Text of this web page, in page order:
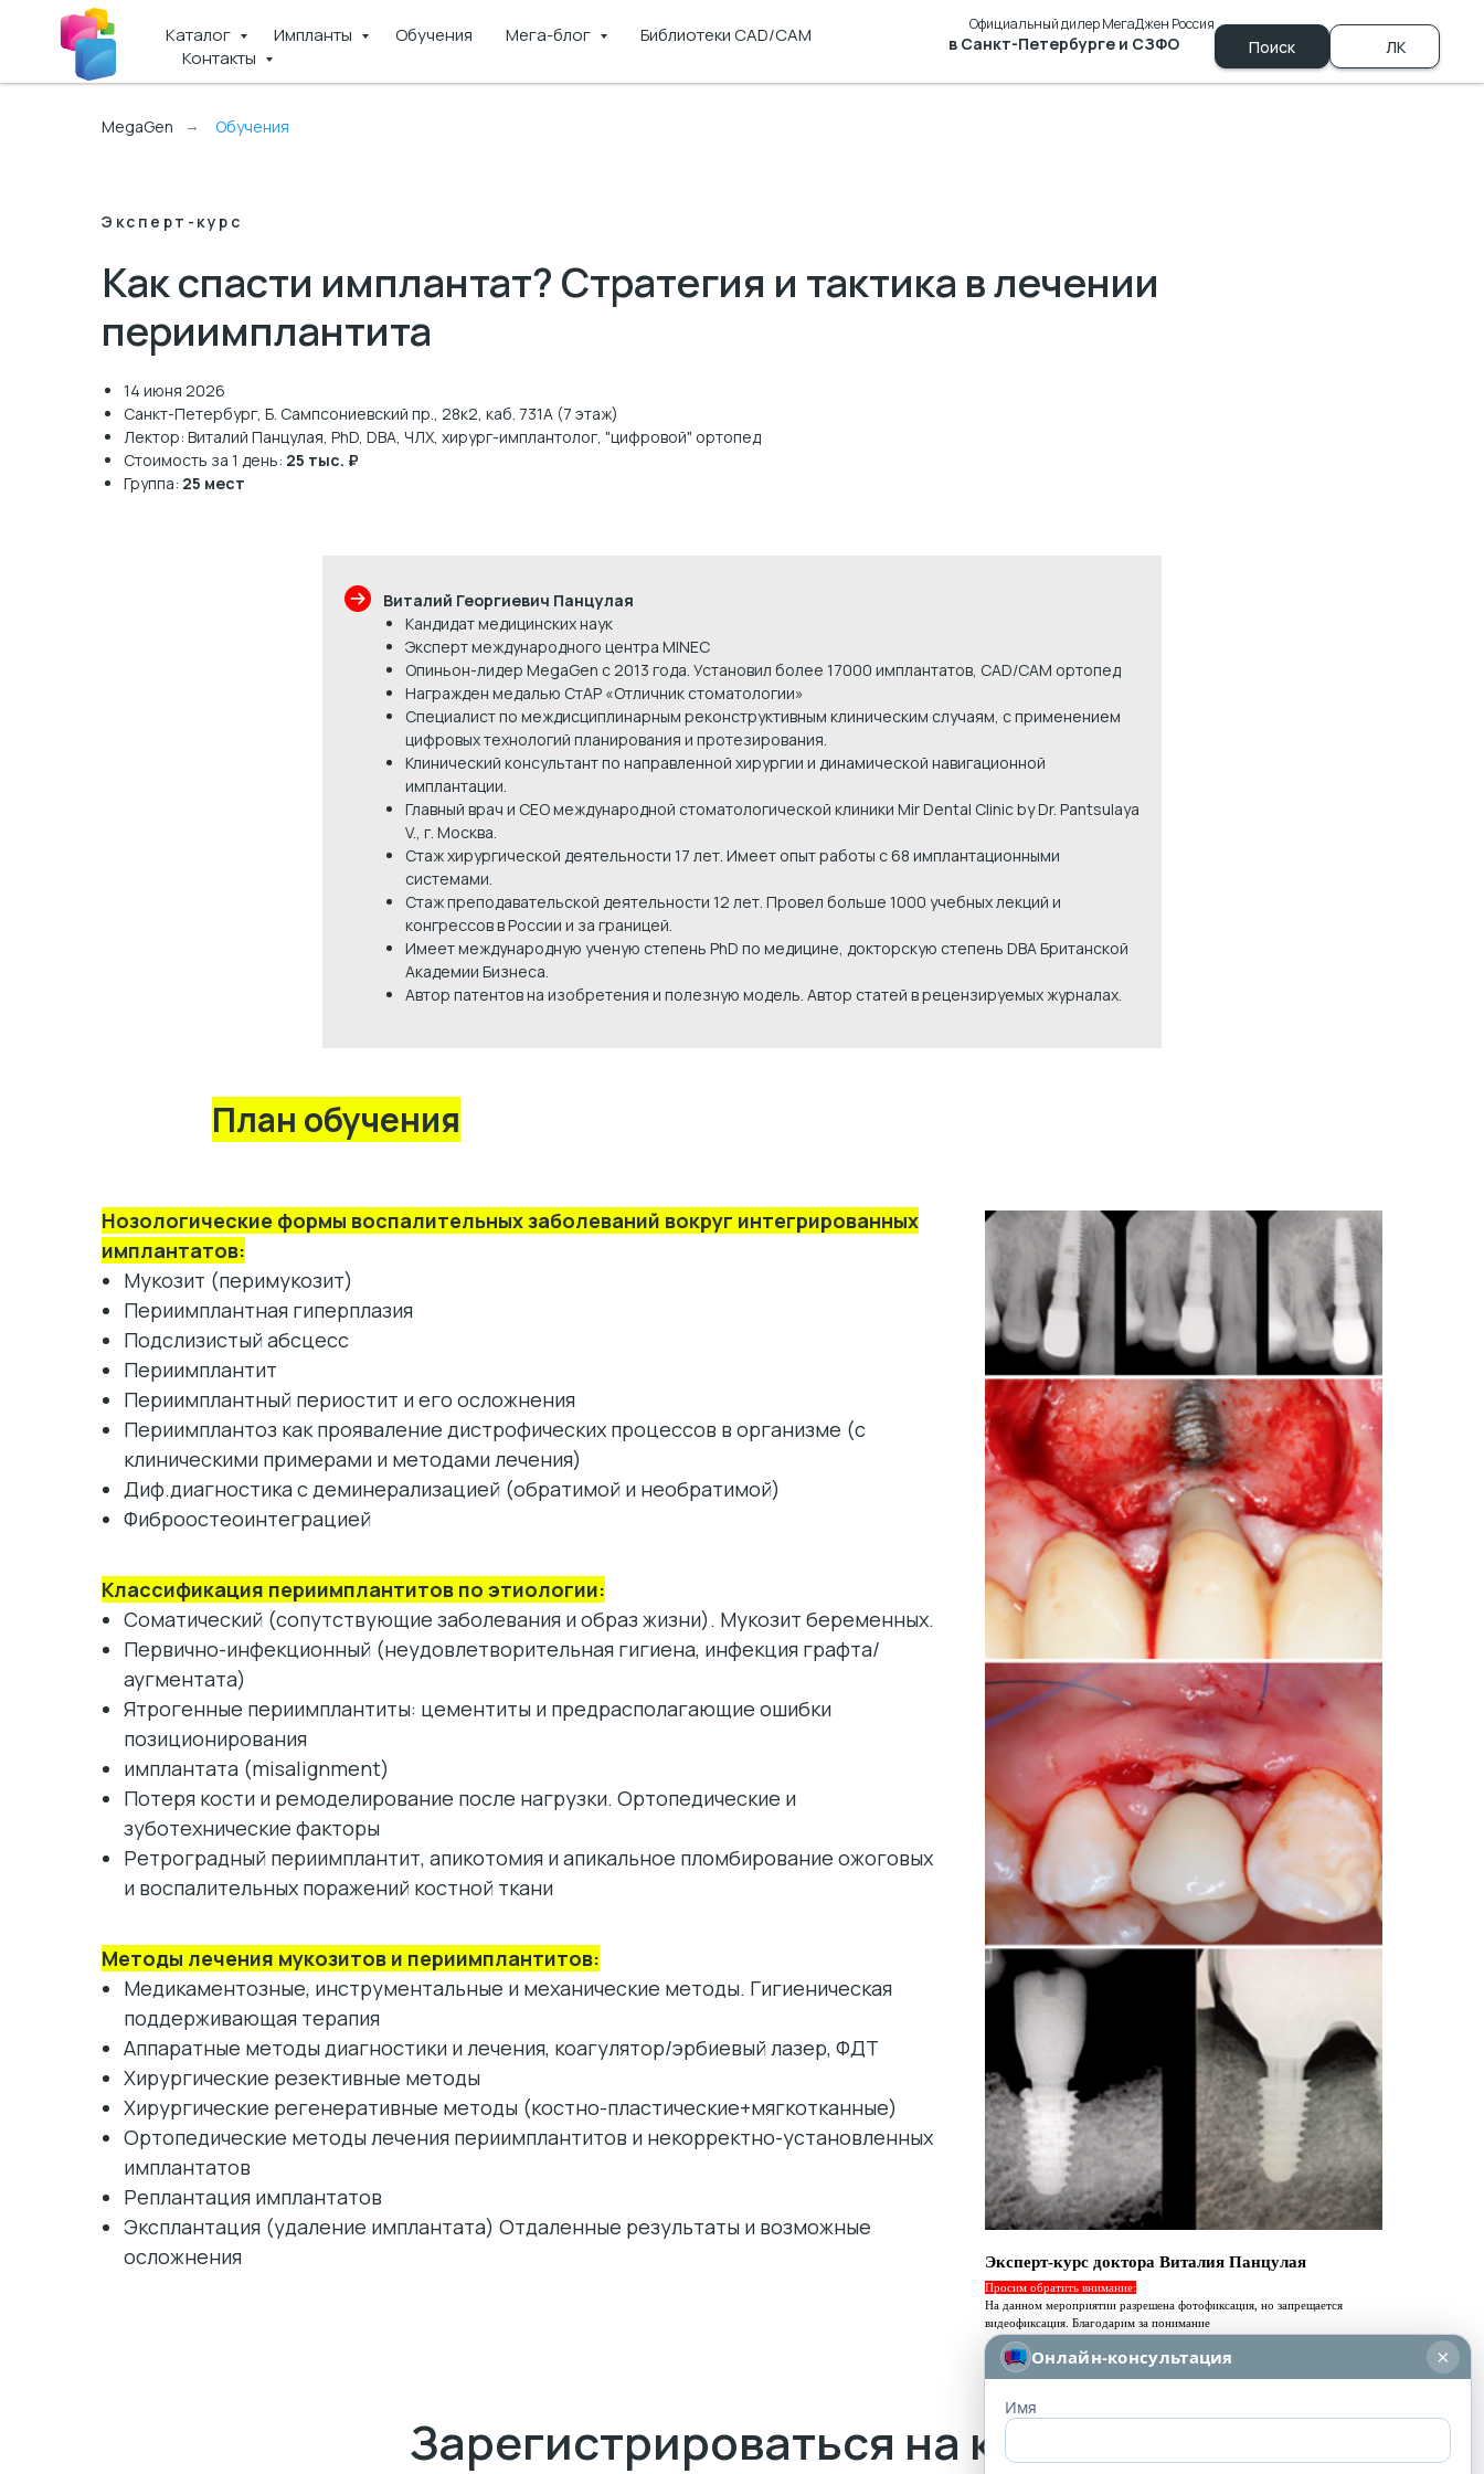
Каталог Импланты Обучения Мега-блог
Библиотеки CAD/CAM
Контакты
Официальный дилер МегаДжен Россия
в Санкт-Петербурге и СЗФО
+7 (981) 790-00-69
Поиск ЛК
MegaGen → Обучения
Эксперт-курс
Как спасти имплантат? Стратегия и тактика в лечении
периимплантита
14 июня 2026
Санкт-Петербург, Б. Сампсониевский пр., 28к2, каб. 731А (7 этаж)
Лектор: Виталий Панцулая, PhD, DBA, ЧЛХ, хирург-имплантолог, "цифровой" ортопед
Стоимость за 1 день: 25 тыс. ₽
Группа: 25 мест
Виталий Георгиевич Панцулая
Кандидат медицинских наук
Эксперт международного центра MINEC
Опиньон-лидер MegaGen с 2013 года. Установил более 17000 имплантатов, CAD/CAM ортопед
Награжден медалью СтАР «Отличник стоматологии»
Специалист по междисциплинарным реконструктивным клиническим случаям, c применением
цифровых технологий планирования и протезирования.
Клинический консультант по направленной хирургии и динамической навигационной
имплантации.
Главный врач и CEO международной стоматологической клиники Mir Dental Clinic by Dr. Pantsulaya
V., г. Москва.
Стаж хирургической деятельности 17 лет. Имеет опыт работы с 68 имплантационными
системами.
Стаж преподавательской деятельности 12 лет. Провел больше 1000 учебных лекций и
конгрессов в России и за границей.
Имеет международную ученую степень PhD по медицине, докторскую степень DBA Британской
Академии Бизнеса.
Автор патентов на изобретения и полезную модель. Автор статей в рецензируемых журналах.
План обучения
Нозологические формы воспалительных заболеваний вокруг интегрированных
имплантатов:
Мукозит (перимукозит)
Периимплантная гиперплазия
Подслизистый абсцесс
Периимплантит
Периимплантный периостит и его осложнения
Периимплантоз как прояваление дистрофических процессов в организме (с
клиническими примерами и методами лечения)
Диф.диагностика с деминерализацией (обратимой и необратимой)
Фиброостеоинтеграцией
Классификация периимплантитов по этиологии:
Соматический (сопутствующие заболевания и образ жизни). Мукозит беременных.
Первично-инфекционный (неудовлетворительная гигиена, инфекция графта/
аугментата)
Ятрогенные периимплантиты: цементиты и предрасполагающие ошибки
позиционирования
имплантата (misalignment)
Потеря кости и ремоделирование после нагрузки. Ортопедические и
зуботехнические факторы
Ретроградный периимплантит, апикотомия и апикальное пломбирование ожоговых
и воспалительных поражений костной ткани
Методы лечения мукозитов и периимплантитов:
Медикаментозные, инструментальные и механические методы. Гигиеническая
поддерживающая терапия
Аппаратные методы диагностики и лечения, коагулятор/эрбиевый лазер, ФДТ
Хирургические резективные методы
Хирургические регенеративные методы (костно-пластические+мягкотканные)
Ортопедические методы лечения периимплантитов и некорректно-установленных
имплантатов
Реплантация имплантатов
Эксплантация (удаление имплантата) Отдаленные результаты и возможные
осложнения
Эксперт-курс доктора Виталия Панцулая
Просим обратить внимание:
На данном мероприятии разрешена фотофиксация, но запрещается
видеофиксация. Благодарим за понимание
Зарегистрироваться на курс
Онлайн-консультация ×
Имя